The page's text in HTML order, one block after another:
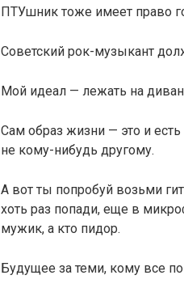
ПТУшник тоже имеет право
Советский рок-музыкант
Мой идеал — лежать на
Сам образ жизни — это и есть
не кому-нибудь другому.
А вот ты попробуй возьми
хоть раз попади, еще в
мужик, а кто пидор.
Будущее за теми, кому все